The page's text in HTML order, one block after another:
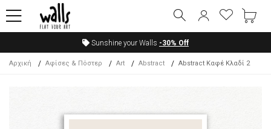
Sunshine your Walls -30% Off
Αρχική Αφίσες & Πόστερ Art Abstract Abstract Καφέ Κλαδί 2